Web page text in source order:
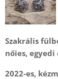
Szakrális
nőies,
2022-es,